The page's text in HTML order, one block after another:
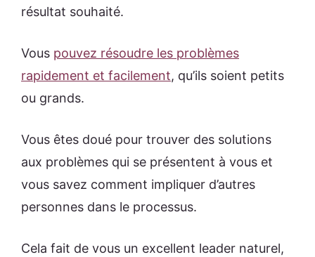
résultat souhaité.
Vous pouvez résoudre les problèmes
rapidement et facilement, qu’ils soient petits
ou grands.
Vous êtes doué pour trouver des solutions
aux problèmes qui se présentent à vous et
vous savez comment impliquer d’autres
personnes dans le processus.
Cela fait de vous un excellent leader naturel,